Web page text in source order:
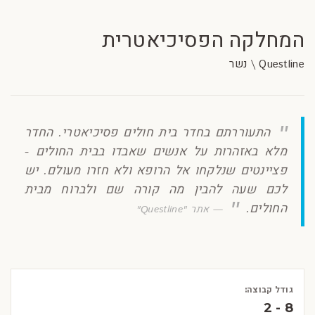
המחלקה הפסיכיאטרית
Questline \ נשר
התעוררתם בחדר בית חולים פסיכיאטרי. החדר
מלא באזהרות על אנשים שאבדו בבית החולים -
פציינטים שנלקחו אל הרופא ולא חזרו מעולם. יש
לכם שעה להבין מה קורה שם ולברוח מבית
החולים.
אתר "Questline"
גודל קבוצה:
2 - 8